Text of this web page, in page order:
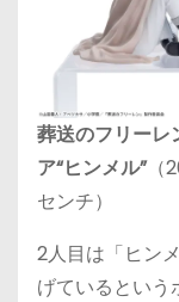
葬送のフリー
ア“ヒンメル”（
センチ）
2人目は「ヒン
げているという